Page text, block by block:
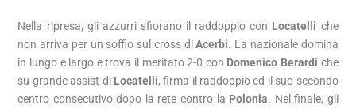
Nella ripresa, gli azzurri sfiorano il raddoppio con Locatelli che
non arriva per un soffio sul cross diAcerbi. La nazionale domina
in lungo e largo e trova il meritato 2-0 con Domenico Berardi che
su grande assist di Locatelli, firma il raddoppio ed il suo secondo
centro consecutivo dopo la rete contro la Polonia. Nel finale, gli